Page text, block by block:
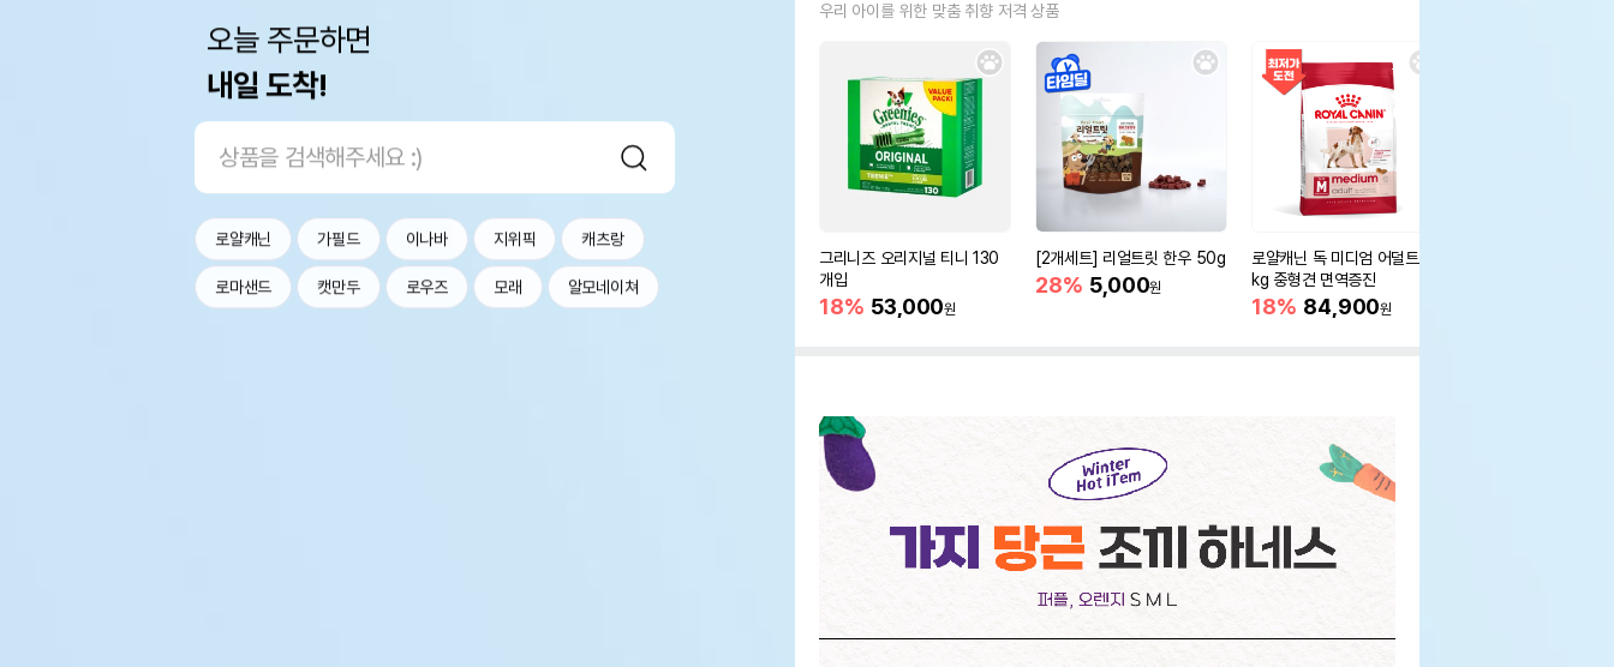
오늘 주문하면
내일 도착!
로얄캐닌 가필드 이나바 지위픽 캐츠랑
로마샌드 캣만두 로우즈 모래 알모네이쳐
우리 아이를 위한 맞춤 취향 저격 상품
그리니즈 오리지널 티니 130
개입
18% 53,000원
[2개세트] 리얼트릿 한우 50g
28% 5,000원
로얄캐닌 독 미디엄 어덜트 10
kg 중형견 면역증진
18% 84,900원